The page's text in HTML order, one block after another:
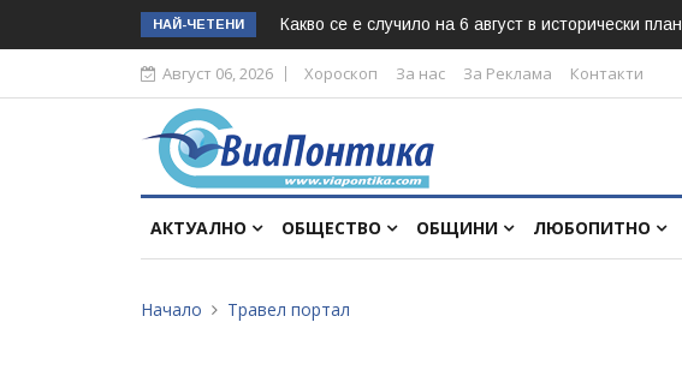
НАЙ-ЧЕТЕНИ Какво се е случило на 6 август в исторически план
Август 06, 2026 Хороскоп За нас За Реклама Контакти
АКТУАЛНО ОБЩЕСТВО ОБЩИНИ ЛЮБОПИТНО
Начало Травел портал